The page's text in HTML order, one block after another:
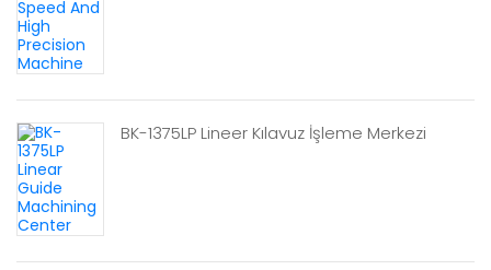
BK-1375LP Lineer Kılavuz İşleme Merkezi